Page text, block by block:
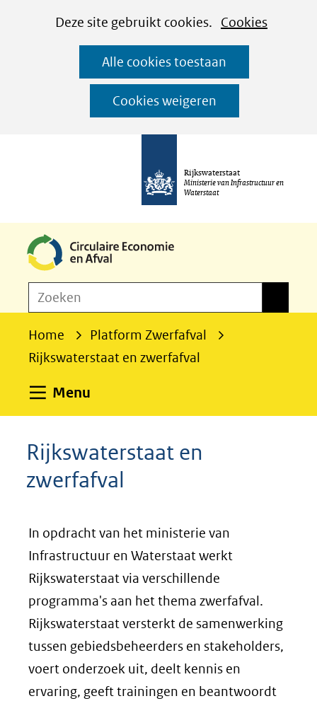
CookiesDeze site gebruikt cookies. Cookies
worden
toegestaan
geweigerd.
Alle cookies toestaan
Cookies weigeren
Ga
naar
de
inhoud
Rijkswaterstaat
Ministerie van Infrastructuur en
Waterstaat
o
Zoeken
Home
Platform Zwerfafval
Rijkswaterstaat en zwerfafval
Menu
Rijkswaterstaat en
zwerfafval
In opdracht van het ministerie van
Infrastructuur en Waterstaat werkt
Rijkswaterstaat via verschillende
programma's aan het thema zwerfafval.
Rijkswaterstaat versterkt de samenwerking
tussen gebiedsbeheerders en stakeholders,
voert onderzoek uit, deelt kennis en
ervaring, geeft trainingen en beantwoordt